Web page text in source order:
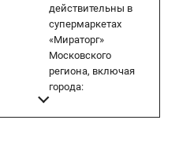
действительны в
супермаркетах
«Мираторг»
Московского
региона, включая
города: